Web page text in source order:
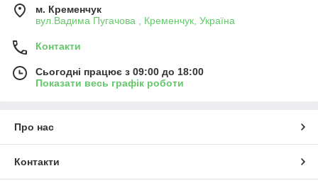
м. Кременчук
вул.Вадима Пугачова , Кременчук, Україна
Контакти
Сьогодні працює з 09:00 до 18:00
Показати весь графік роботи
Про нас
Контакти